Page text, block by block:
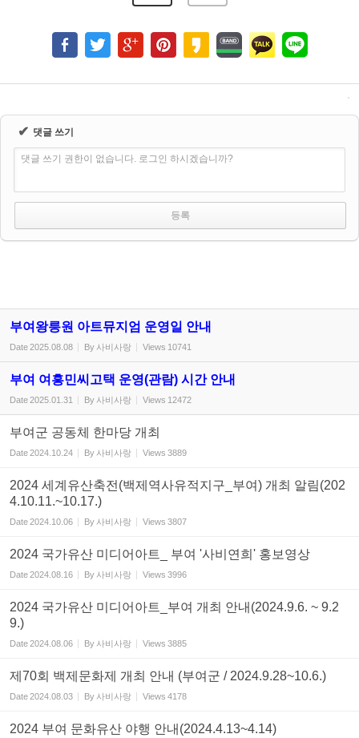
✔ 댓글 쓰기
댓글 쓰기 권한이 없습니다. 로그인 하시겠습니까?
부여왕릉원 아트뮤지엄 운영일 안내
Date2025.08.08 By 사비사랑 Views 10741
부여 여흥민씨고택 운영(관람) 시간 안내
Date2025.01.31 By 사비사랑 Views 12472
부여군 공동체 한마당 개최
Date2024.10.24 By 사비사랑 Views 3889
2024 세계유산축전(백제역사유적지구_부여) 개최 알림(202
4.10.11.~10.17.)
Date2024.10.06 By 사비사랑 Views 3807
2024 국가유산 미디어아트_ 부여 '사비연희' 홍보영상
Date2024.08.16 By 사비사랑 Views 3996
2024 국가유산 미디어아트_부여 개최 안내(2024.9.6. ~ 9.2
9.)
Date2024.08.06 By 사비사랑 Views 3885
제70회 백제문화제 개최 안내 (부여군 / 2024.9.28~10.6.)
Date2024.08.03 By 사비사랑 Views 4178
2024 부여 문화유산 야행 안내(2024.4.13~4.14)